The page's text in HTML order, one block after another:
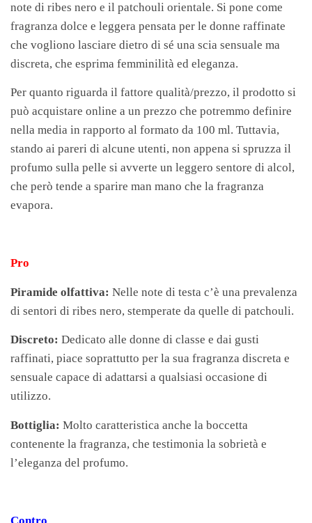
note di ribes nero e il patchouli orientale. Si pone come
fragranza dolce e leggera pensata per le donne raffinate
che vogliono lasciare dietro di sé una scia sensuale ma
discreta, che esprima femminilità ed eleganza.
Per quanto riguarda il fattore qualità/prezzo, il prodotto si
può acquistare online a un prezzo che potremmo definire
nella media in rapporto al formato da 100 ml. Tuttavia,
stando ai pareri di alcune utenti, non appena si spruzza il
profumo sulla pelle si avverte un leggero sentore di alcol,
che però tende a sparire man mano che la fragranza
evapora.
Pro
Piramide olfattiva: Nelle note di testa c’è una prevalenza
di sentori di ribes nero, stemperate da quelle di patchouli.
Discreto: Dedicato alle donne di classe e dai gusti
raffinati, piace soprattutto per la sua fragranza discreta e
sensuale capace di adattarsi a qualsiasi occasione di
utilizzo.
Bottiglia: Molto caratteristica anche la boccetta
contenente la fragranza, che testimonia la sobrietà e
l’eleganza del profumo.
Contro